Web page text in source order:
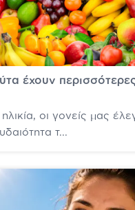
έχουν
οι γονείς μας
τ...